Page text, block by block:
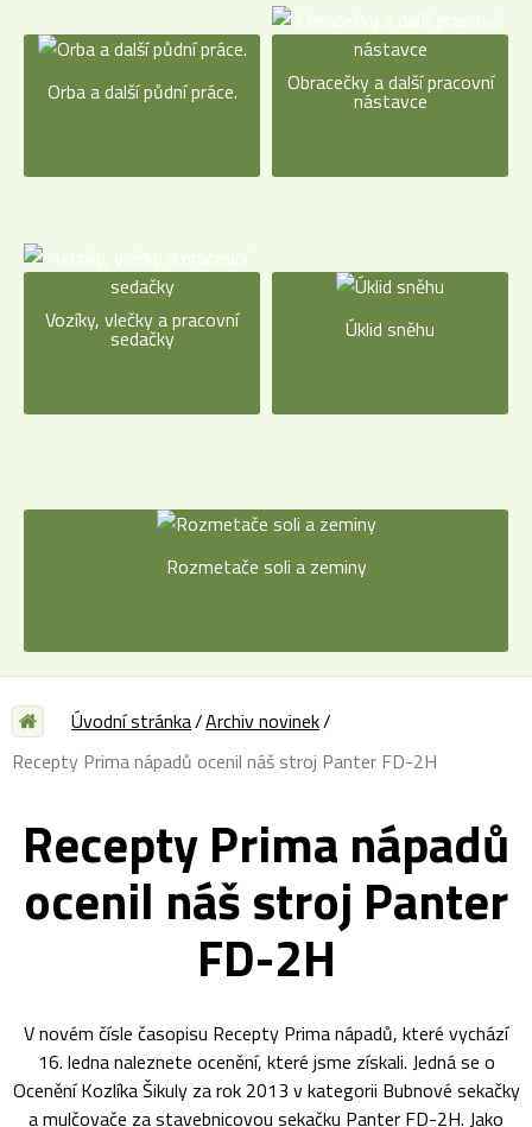
Orba a další půdní práce. Obracečky a další pracovní
nástavce
Vozíky, vlečky a pracovní
sedačky Úklid sněhu
Rozmetače soli a zeminy
Úvodní stránka Archiv novinek
Recepty Prima nápadů ocenil náš stroj Panter FD-2H
Recepty Prima nápadů
ocenil náš stroj Panter
FD-2H
V novém čísle časopisu Recepty Prima nápadů, které vychází
16. ledna naleznete ocenění, které jsme získali. Jedná se o
Ocenění Kozlíka Šikuly za rok 2013 v kategorii Bubnové sekačky
a mulčovače za stavebnicovou sekačku Panter FD-2H. Jako